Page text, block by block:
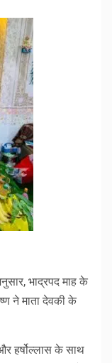
भाद्रपद माह के
ने माता देवकी के
हर्षोल्लास के साथ